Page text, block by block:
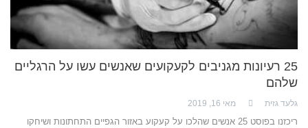
25 רעיונות מגניבים לקעקועים שאנשים עשו על הרגליים
שלהם
גלעד גזית מאי 16, 2019
ריכזנו בפוסט 25 אנשים שהלכו על קעקוע באזור הגפיים התחתונות ושיחקו